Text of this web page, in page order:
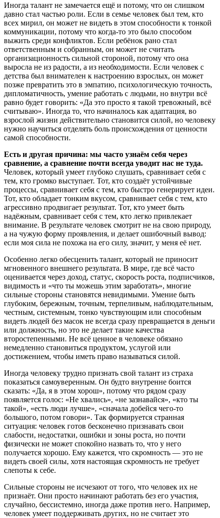
Иногда талант не замечается ещё и потому, что он слишком
давно стал частью роли. Если в семье человек был тем, кто
всех мирил, он может не видеть в этом способности к тонкой
коммуникации, потому что когда-то это было способом
выжить среди конфликтов. Если ребёнок рано стал
ответственным и собранным, он может не считать
организационность сильной стороной, потому что она
выросла не из радости, а из необходимости. Если человек с
детства был внимателен к настроению взрослых, он может
позже превратить это в эмпатию, психологическую точность,
дипломатичность, умение работать с людьми, но внутри всё
равно будет говорить: «Да это просто я такой тревожный, всё
считываю». Иногда то, что начиналось как адаптация, во
взрослой жизни действительно становится силой, но человеку
нужно научиться отделять боль происхождения от ценности
самой способности.
Есть и другая причина: мы часто узнаём себя через
сравнение, а сравнение почти всегда уводит нас не туда.
Человек, который умеет глубоко слушать, сравнивает себя с
тем, кто громко выступает. Тот, кто создаёт устойчивые
процессы, сравнивает себя с тем, кто быстро генерирует идеи.
Тот, кто обладает тонким вкусом, сравнивает себя с тем, кто
агрессивно продвигает результат. Тот, кто умеет быть
надёжным, сравнивает себя с тем, кто легко привлекает
внимание. В результате человек смотрит не на свою природу,
а на чужую форму проявления, и делает ошибочный вывод:
если моя сила не похожа на его силу, значит, у меня её нет.
Особенно легко обесценить талант, который не приносит
мгновенного внешнего результата. В мире, где всё часто
оценивается через доход, статус, скорость роста, подписчиков,
видимость и «что ты можешь этим заработать», многие
сильные стороны становятся невидимыми. Умение быть
глубоким, бережным, точным, терпеливым, наблюдательным,
честным, системным, тонко чувствующим или способным
видеть людей без масок не всегда сразу превращается в деньги
или должность, но это не делает такие качества
второстепенными. Не всё ценное в человеке обязано
немедленно становиться продуктом, услугой или
достижением, чтобы иметь право называться силой.
Иногда человеку трудно признать свой талант из страха
показаться самоуверенным. Он будто внутренне боится
сказать: «Да, я в этом хорош», потому что рядом сразу
появляется голос: «Не хвались», «не зазнавайся», «кто ты
такой», «есть люди лучше», «сначала добейся чего-то
большого, потом говори». Так формируется странная
ситуация: человек готов бесконечно признавать свои
слабости, недостатки, ошибки и зоны роста, но почти
физически не может спокойно назвать то, что у него
получается хорошо. Ему кажется, что скромность — это не
видеть своей силы, хотя настоящая скромность не требует
слепоты к себе.
Сильные стороны не исчезают от того, что человек их не
признаёт. Они просто начинают работать без его участия,
случайно, бессистемно, иногда даже против него. Например,
человек умеет поддерживать других, но не считает это